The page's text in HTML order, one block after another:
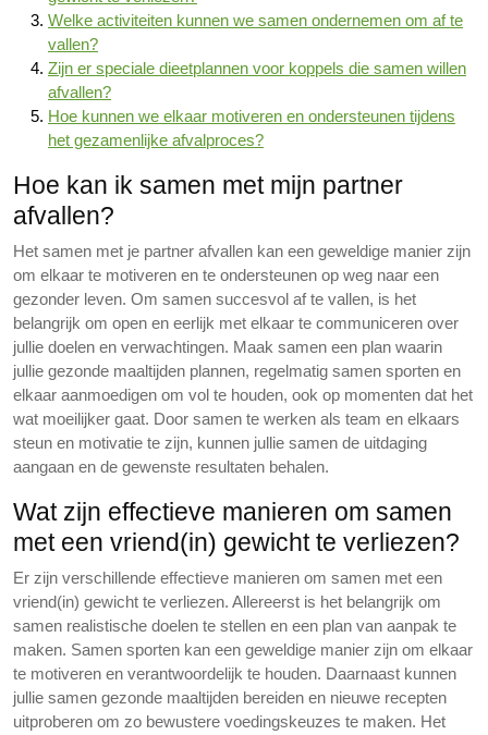
Welke activiteiten kunnen we samen ondernemen om af te
vallen?
Zijn er speciale dieetplannen voor koppels die samen willen
afvallen?
Hoe kunnen we elkaar motiveren en ondersteunen tijdens
het gezamenlijke afvalproces?
Hoe kan ik samen met mijn partner
afvallen?
Het samen met je partner afvallen kan een geweldige manier zijn
om elkaar te motiveren en te ondersteunen op weg naar een
gezonder leven. Om samen succesvol af te vallen, is het
belangrijk om open en eerlijk met elkaar te communiceren over
jullie doelen en verwachtingen. Maak samen een plan waarin
jullie gezonde maaltijden plannen, regelmatig samen sporten en
elkaar aanmoedigen om vol te houden, ook op momenten dat het
wat moeilijker gaat. Door samen te werken als team en elkaars
steun en motivatie te zijn, kunnen jullie samen de uitdaging
aangaan en de gewenste resultaten behalen.
Wat zijn effectieve manieren om samen
met een vriend(in) gewicht te verliezen?
Er zijn verschillende effectieve manieren om samen met een
vriend(in) gewicht te verliezen. Allereerst is het belangrijk om
samen realistische doelen te stellen en een plan van aanpak te
maken. Samen sporten kan een geweldige manier zijn om elkaar
te motiveren en verantwoordelijk te houden. Daarnaast kunnen
jullie samen gezonde maaltijden bereiden en nieuwe recepten
uitproberen om zo bewustere voedingskeuzes te maken. Het